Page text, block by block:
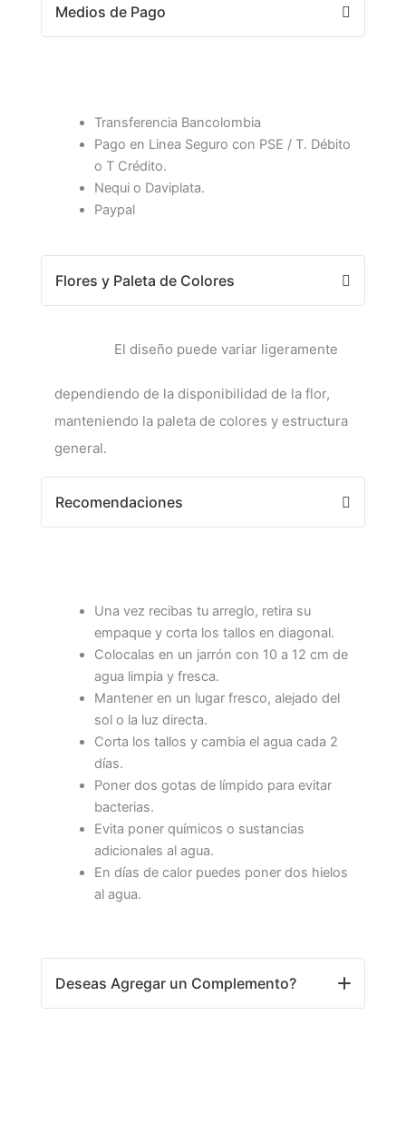
Medios de Pago
Transferencia Bancolombia
Pago en Linea Seguro con PSE / T. Débito
o T Crédito.
Nequi o Daviplata.
Paypal
Flores y Paleta de Colores
El diseño puede variar ligeramente
dependiendo de la disponibilidad de la flor,
manteniendo la paleta de colores y estructura
general.
Recomendaciones
Una vez recibas tu arreglo, retira su
empaque y corta los tallos en diagonal.
Colocalas en un jarrón con 10 a 12 cm de
agua limpia y fresca.
Mantener en un lugar fresco, alejado del
sol o la luz directa.
Corta los tallos y cambia el agua cada 2
días.
Poner dos gotas de límpido para evitar
bacterias.
Evita poner químicos o sustancias
adicionales al agua.
En días de calor puedes poner dos hielos
al agua.
Deseas Agregar un Complemento?